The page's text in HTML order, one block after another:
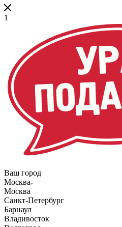
1
Ваш город
Москва
Москва
Санкт-Петербург
Барнаул
Владивосток